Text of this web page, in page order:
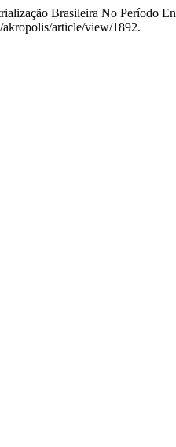
Brasileira No Período
article/view/1892.